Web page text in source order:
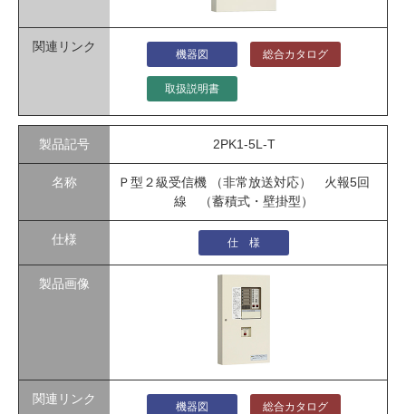
機器図 総合カタログ
取扱説明書
2PK1-5L-T
Ｐ型２級受信機 （非常放送対応） 火報5回
線 （蓄積式・壁掛型）
仕 様
機器図 総合カタログ